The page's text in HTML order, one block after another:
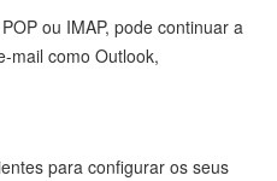
ou IMAP, pode continuar a
mail como Outlook,
para configurar os seus